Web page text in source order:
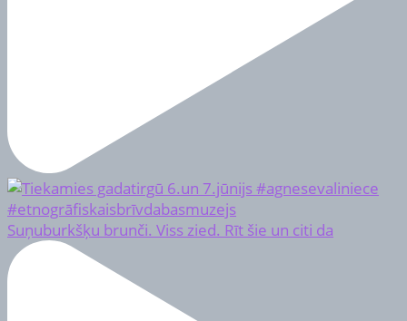
Suņuburkšķu brunči. Viss zied. Rīt šie un citi da